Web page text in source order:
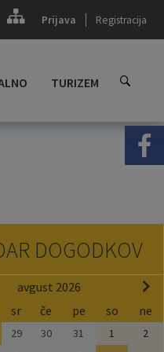
Prijava Registracija
TURIZEM
DOGODKOV
avgust 2026
sr če pe so ne
29 30 31 1
2